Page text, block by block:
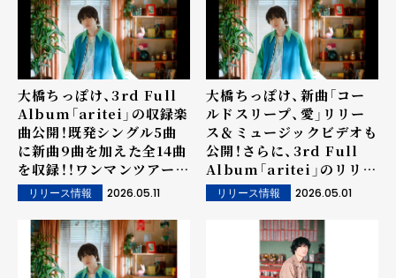
大橋ちっぽけ、3rd Full
Album「aritei」の収録楽
曲公開！既発シングル5曲
に新曲9曲を加えた全14曲
を収録！！ワンマンツアーの
タイトルとキービジュアル
も発表！！！
リリース情報 2026.05.11
大橋ちっぽけ、新曲「コー
ルドスリープ、愛」リリー
ス＆ミュージックビデオも
公開！さらに、3rd Full
Album「aritei」のリリー
スが5月29日(金)に決定！！
アルバムリリースを記念し
た本人参加の「先行試聴
会」も開催！！！
リリース情報 2026.05.01